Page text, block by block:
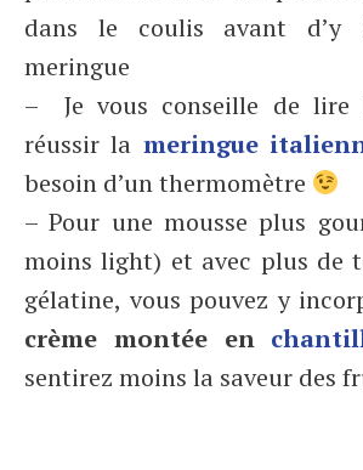
dans le coulis avant d’y
meringue
– Je vous conseille de
réussir la meringue
besoin d’un thermomètre
– Pour une mousse plus
moins light) et avec plus de
gélatine, vous pouvez y
crème montée en
sentirez moins la saveur des